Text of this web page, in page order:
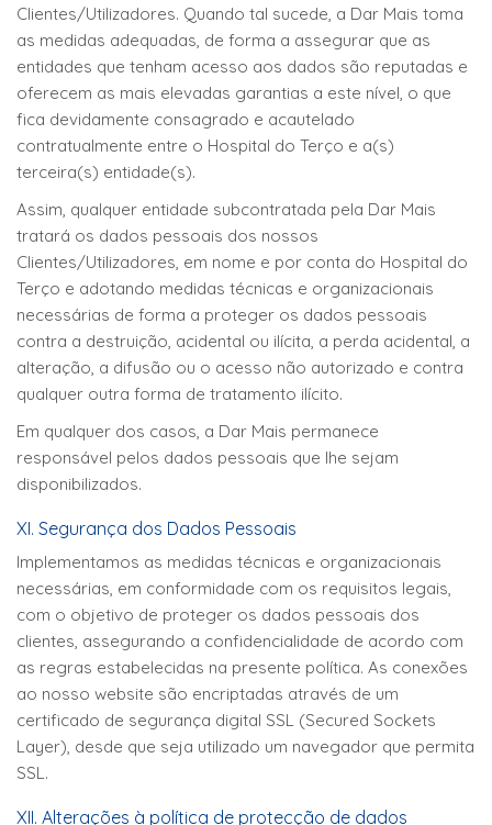
Clientes/Utilizadores. Quando tal sucede, a Dar Mais toma
as medidas adequadas, de forma a assegurar que as
entidades que tenham acesso aos dados são reputadas e
oferecem as mais elevadas garantias a este nível, o que
fica devidamente consagrado e acautelado
contratualmente entre o Hospital do Terço e a(s)
terceira(s) entidade(s).
Assim, qualquer entidade subcontratada pela Dar Mais
tratará os dados pessoais dos nossos
Clientes/Utilizadores, em nome e por conta do Hospital do
Terço e adotando medidas técnicas e organizacionais
necessárias de forma a proteger os dados pessoais
contra a destruição, acidental ou ilícita, a perda acidental, a
alteração, a difusão ou o acesso não autorizado e contra
qualquer outra forma de tratamento ilícito.
Em qualquer dos casos, a Dar Mais permanece
responsável pelos dados pessoais que lhe sejam
disponibilizados.
XI. Segurança dos Dados Pessoais
Implementamos as medidas técnicas e organizacionais
necessárias, em conformidade com os requisitos legais,
com o objetivo de proteger os dados pessoais dos
clientes, assegurando a confidencialidade de acordo com
as regras estabelecidas na presente política. As conexões
ao nosso website são encriptadas através de um
certificado de segurança digital SSL (Secured Sockets
Layer), desde que seja utilizado um navegador que permita
SSL.
XII. Alterações à política de protecção de dados